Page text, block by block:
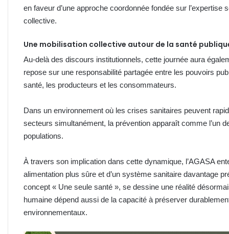
en faveur d’une approche coordonnée fondée sur l’expertise
collective.
Une mobilisation collective autour de la santé
Au-delà des discours institutionnels, cette journée aura
repose sur une responsabilité partagée entre les pouvoirs
santé, les producteurs et les consommateurs.
Dans un environnement où les crises sanitaires peuvent
secteurs simultanément, la prévention apparaît comme l’un
populations.
À travers son implication dans cette dynamique, l’AGASA
alimentation plus sûre et d’un système sanitaire davantage
concept « Une seule santé », se dessine une réalité
humaine dépend aussi de la capacité à préserver
environnementaux.